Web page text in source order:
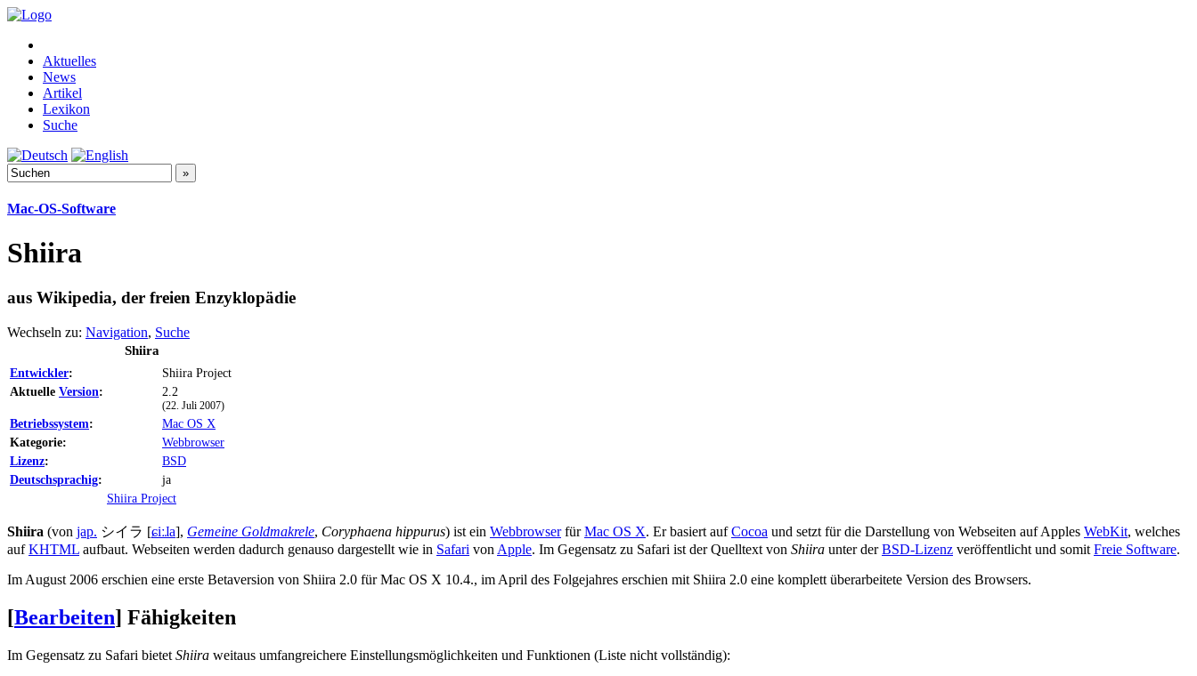
Aktuelles
News
Artikel
Lexikon
Suche
Mac-OS-Software
Shiira
aus Wikipedia, der freien Enzyklopädie
Wechseln zu: Navigation, Suche
Shiira
Entwickler:
Shiira Project
Aktuelle Version: 2.2
(22. Juli 2007)
Betriebssystem:
Mac OS X
Kategorie:
Webbrowser
Lizenz:
BSD
Deutschsprachig:
ja
Shiira Project
Shiira (von jap. シイラ [ɕiːɺa], Gemeine Goldmakrele, Coryphaena hippurus) ist ein WebbrowserfürMac OS X. Er basiert aufCocoa und setzt für die Darstellung von Webseiten auf Apples WebKit, welches
aufKHTML aufbaut. Webseiten werden dadurch genauso dargestellt wie in Safari von Apple. Im Gegensatz zu Safari ist der Quelltext von Shiira unter derBSD-Lizenz veröffentlicht und somit Freie Software.
Im August 2006 erschien eine erste Betaversion von Shiira 2.0 für Mac OS X 10.4., im April des Folgejahres erschien mit Shiira 2.0 eine komplett überarbeitete Version des Browsers.
[Bearbeiten] Fähigkeiten
Im Gegensatz zu Safari bietet Shiira weitaus umfangreichere Einstellungsmöglichkeiten und Funktionen (Liste nicht vollständig):